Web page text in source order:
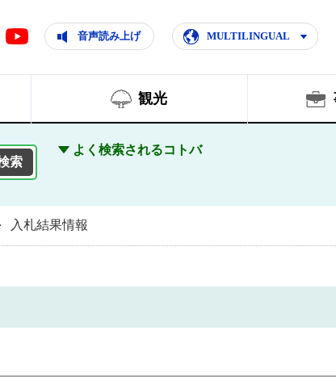
住みよいまち
Youtube 音声読み上げ MULTILINGUAL
観光
よく検索されるコトバ
入札結果情報